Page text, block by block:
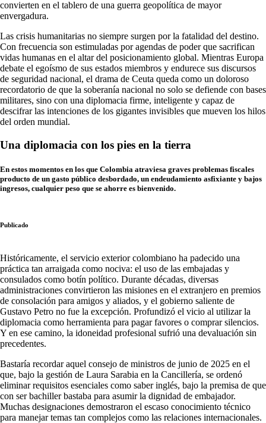
convierten en el tablero de una guerra geopolítica de mayor
envergadura.
Las crisis humanitarias no siempre surgen por la fatalidad del destino.
Con frecuencia son estimuladas por agendas de poder que sacrifican
vidas humanas en el altar del posicionamiento global. Mientras Europa
debate el egoísmo de sus estados miembros y endurece sus discursos
de seguridad nacional, el drama de Ceuta queda como un doloroso
recordatorio de que la soberanía nacional no solo se defiende con bases
militares, sino con una diplomacia firme, inteligente y capaz de
descifrar las intenciones de los gigantes invisibles que mueven los hilos
del orden mundial.
Una diplomacia con los pies en la tierra
En estos momentos en los que Colombia atraviesa graves problemas fiscales
producto de un gasto público desbordado, un endeudamiento asfixiante y bajos
ingresos, cualquier peso que se ahorre es bienvenido.
Publicado
Históricamente, el servicio exterior colombiano ha padecido una
práctica tan arraigada como nociva: el uso de las embajadas y
consulados como botín político. Durante décadas, diversas
administraciones convirtieron las misiones en el extranjero en premios
de consolación para amigos y aliados, y el gobierno saliente de
Gustavo Petro no fue la excepción. Profundizó el vicio al utilizar la
diplomacia como herramienta para pagar favores o comprar silencios.
Y en ese camino, la idoneidad profesional sufrió una devaluación sin
precedentes.
Bastaría recordar aquel consejo de ministros de junio de 2025 en el
que, bajo la gestión de Laura Sarabia en la Cancillería, se ordenó
eliminar requisitos esenciales como saber inglés, bajo la premisa de que
con ser bachiller bastaba para asumir la dignidad de embajador.
Muchas designaciones demostraron el escaso conocimiento técnico
para manejar temas tan complejos como las relaciones internacionales.